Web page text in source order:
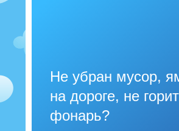
Не убран мусор,
на дороге, не горит
фонарь?